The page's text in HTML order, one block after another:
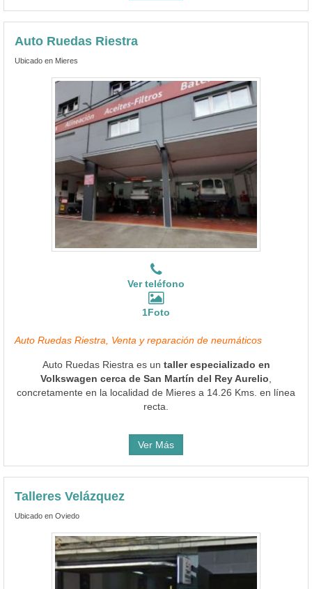
Auto Ruedas Riestra
Ubicado en Mieres
Ver teléfono
1Foto
Auto Ruedas Riestra, Venta y reparación de neumáticos
Auto Ruedas Riestra es un taller especializado en
Volkswagen cerca de San Martín del Rey Aurelio
concretamente en la localidad de Mieres a 14.26 Kms. en línea
recta.
Ver Más
Talleres Velázquez
Ubicado en Oviedo